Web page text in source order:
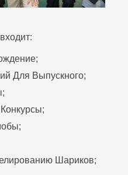
Для Выпускного;
Шариков;